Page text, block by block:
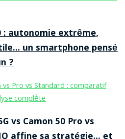
: autonomie extrême,
un smartphone pensé
?
vs Camon 50 Pro vs